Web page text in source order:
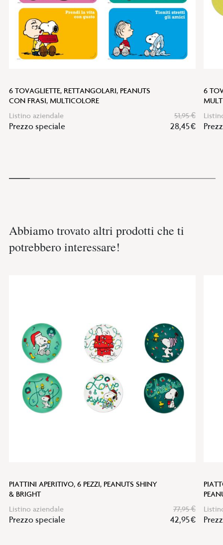
6 TOVAGLIETTE, RETTANGOLARI, PEANUTS
CON FRASI, MULTICOLORE
Listino aziendale
51,95 €
Prezzo speciale 28,45 €
6
Abbiamo trovato altri prodotti che ti
potrebbero interessare!
PIATTINI APERITIVO, 6 PEZZI, PEANUTS SHINY
& BRIGHT
Listino aziendale
77,95 €
Prezzo speciale 42,95 €